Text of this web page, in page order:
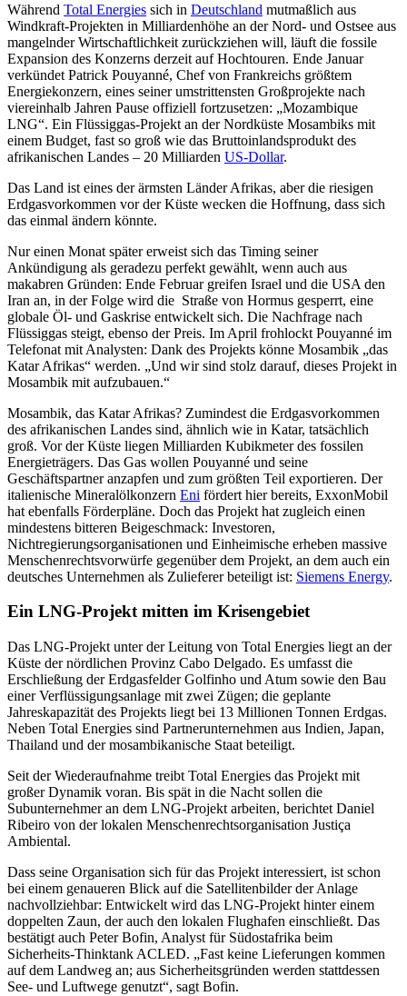
Während Total Energies sich in Deutschland mutmaßlich aus
Windkraft-Projekten in Milliardenhöhe an der Nord- und Ostsee aus
mangelnder Wirtschaftlichkeit zurückziehen will, läuft die fossile
Expansion des Konzerns derzeit auf Hochtouren. Ende Januar
verkündet Patrick Pouyanné, Chef von Frankreichs größtem
Energiekonzern, eines seiner umstrittensten Großprojekte nach
viereinhalb Jahren Pause offiziell fortzusetzen: „Mozambique
LNG“. Ein Flüssiggas-Projekt an der Nordküste Mosambiks mit
einem Budget, fast so groß wie das Bruttoinlandsprodukt des
afrikanischen Landes – 20 Milliarden US-Dollar.
Das Land ist eines der ärmsten Länder Afrikas, aber die riesigen
Erdgasvorkommen vor der Küste wecken die Hoffnung, dass sich
das einmal ändern könnte.
Nur einen Monat später erweist sich das Timing seiner
Ankündigung als geradezu perfekt gewählt, wenn auch aus
makabren Gründen: Ende Februar greifen Israel und die USA den
Iran an, in der Folge wird die Straße von Hormus gesperrt, eine
globale Öl- und Gaskrise entwickelt sich. Die Nachfrage nach
Flüssiggas steigt, ebenso der Preis. Im April frohlockt Pouyanné im
Telefonat mit Analysten: Dank des Projekts könne Mosambik „das
Katar Afrikas“ werden. „Und wir sind stolz darauf, dieses Projekt in
Mosambik mit aufzubauen.“
Mosambik, das Katar Afrikas? Zumindest die Erdgasvorkommen
des afrikanischen Landes sind, ähnlich wie in Katar, tatsächlich
groß. Vor der Küste liegen Milliarden Kubikmeter des fossilen
Energieträgers. Das Gas wollen Pouyanné und seine
Geschäftspartner anzapfen und zum größten Teil exportieren. Der
italienische Mineralölkonzern Eni fördert hier bereits, ExxonMobil
hat ebenfalls Förderpläne. Doch das Projekt hat zugleich einen
mindestens bitteren Beigeschmack: Investoren,
Nichtregierungsorganisationen und Einheimische erheben massive
Menschenrechtsvorwürfe gegenüber dem Projekt, an dem auch ein
deutsches Unternehmen als Zulieferer beteiligt ist: Siemens Energy.
Ein LNG-Projekt mitten im Krisengebiet
Das LNG-Projekt unter der Leitung von Total Energies liegt an der
Küste der nördlichen Provinz Cabo Delgado. Es umfasst die
Erschließung der Erdgasfelder Golfinho und Atum sowie den Bau
einer Verflüssigungsanlage mit zwei Zügen; die geplante
Jahreskapazität des Projekts liegt bei 13 Millionen Tonnen Erdgas.
Neben Total Energies sind Partnerunternehmen aus Indien, Japan,
Thailand und der mosambikanische Staat beteiligt.
Seit der Wiederaufnahme treibt Total Energies das Projekt mit
großer Dynamik voran. Bis spät in die Nacht sollen die
Subunternehmer an dem LNG-Projekt arbeiten, berichtet Daniel
Ribeiro von der lokalen Menschenrechtsorganisation Justiça
Ambiental.
Dass seine Organisation sich für das Projekt interessiert, ist schon
bei einem genaueren Blick auf die Satellitenbilder der Anlage
nachvollziehbar: Entwickelt wird das LNG-Projekt hinter einem
doppelten Zaun, der auch den lokalen Flughafen einschließt. Das
bestätigt auch Peter Bofin, Analyst für Südostafrika beim
Sicherheits-Thinktank ACLED. „Fast keine Lieferungen kommen
auf dem Landweg an; aus Sicherheitsgründen werden stattdessen
See- und Luftwege genutzt“, sagt Bofin.